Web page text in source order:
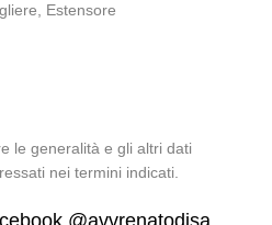
Estensore
le generalità e gli altri dati
nei termini indicati.
@avvrenatodisa